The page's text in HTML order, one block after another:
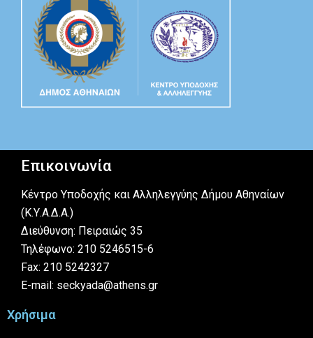
Επικοινωνία
Κέντρο Υποδοχής και Αλληλεγγύης Δήμου Αθηναίων
(Κ.Υ.Α.Δ.Α.)
Διεύθυνση: Πειραιώς 35
Τηλέφωνο: 210 5246515-6
Fax: 210 5242327
E-mail: seckyada@athens.gr
Χρήσιμα